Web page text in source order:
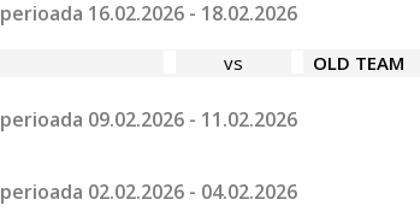
perioada 16.02.2026 - 18.02.2026
vs OLD TEAM
perioada 09.02.2026 - 11.02.2026
perioada 02.02.2026 - 04.02.2026